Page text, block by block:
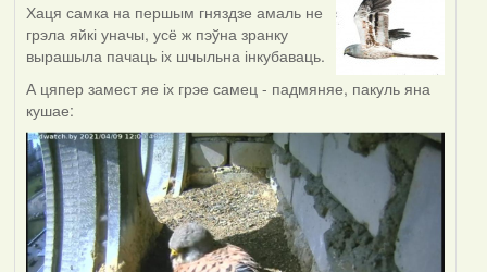
Хаця самка на першым гняздзе амаль не
грэла яйкі уначы, усё ж пэўна зранку
вырашыла пачаць іх шчыльна інкубаваць.
А цяпер замест яе іх грэе самец - падмяняе, пакуль яна
кушае: